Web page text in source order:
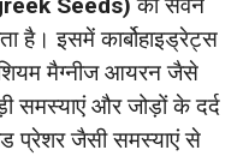
Seeds) का सेवन
है। इसमें कार्बोहाइड्रेट्स
मैग्नीज आयरन जैसे
समस्याएं और जोड़ों के दर्द
प्रेशर जैसी समस्याएं से